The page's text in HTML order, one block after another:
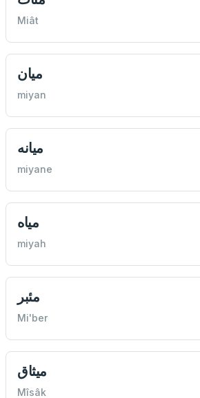
Miât
ميان
miyan
ميانه
miyane
مياه
miyah
مئبر
Mi'ber
ميثاق
Mîsâk